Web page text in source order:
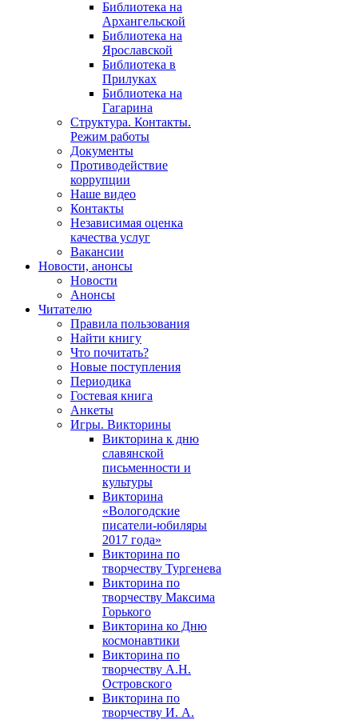
Библиотека на
Архангельской
Библиотека на
Ярославской
Библиотека в
Прилуках
Библиотека на
Гагарина
Структура. Контакты.
Режим работы
Документы
Противодействие
коррупции
Наше видео
Контакты
Независимая оценка
качества услуг
Вакансии
Новости, анонсы
Новости
Анонсы
Читателю
Правила пользования
Найти книгу
Что почитать?
Новые поступления
Периодика
Гостевая книга
Анкеты
Игры. Викторины
Викторина к дню
славянской
письменности и
культуры
Викторина
«Вологодские
писатели-юбиляры
2017 года»
Викторина по
творчеству Тургенева
Викторина по
творчеству Максима
Горького
Викторина ко Дню
космонавтики
Викторина по
творчеству А.Н.
Островского
Викторина по
творчеству И. А.